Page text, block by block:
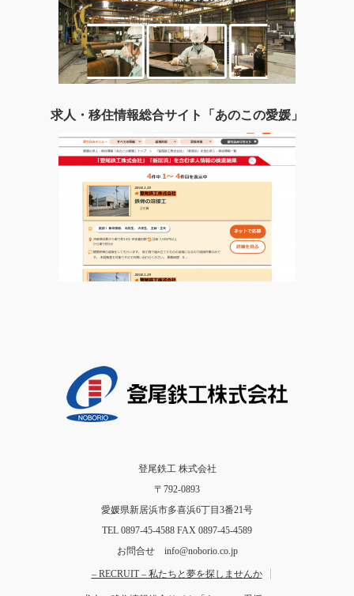
求人・移住情報総合サイト「あのこの愛媛」
登尾鉄工 株式会社
〒792-0893
愛媛県新居浜市多喜浜6丁目3番21号
TEL 0897-45-4588 FAX 0897-45-4589
お問合せ info@noborio.co.jp
– RECRUIT – 私たちと夢を探しませんか